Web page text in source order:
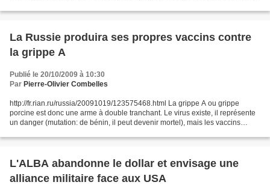
La Russie produira ses propres vaccins contre
la grippe A
Publié le 20/10/2009 à 10:30
Par Pierre-Olivier Combelles
http://fr.rian.ru/russia/20091019/123575468.html La grippe A ou grippe
porcine est donc une arme à double tranchant. Le virus existe, il représente
un danger (mutation: de bénin, il peut devenir mortel), mais les vaccins
L'ALBA abandonne le dollar et envisage une
alliance militaire face aux USA